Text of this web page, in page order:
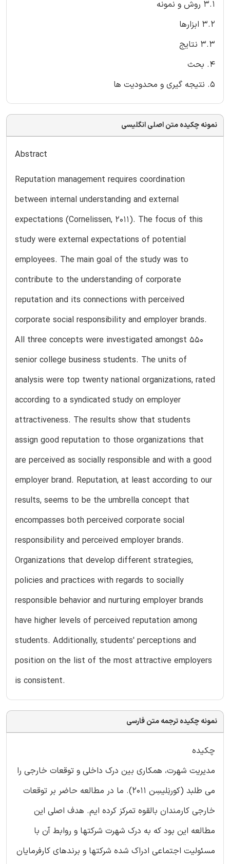
3.1 روش و نمونه
3.2 ابزارها
3.3 نتایج
4. بحث
5. نتیجه گیری و محدودیت ها
نمونه چکیده متن اصلی انگلیسی
Abstract
Reputation management requires coordination
between internal understanding and external
expectations (Cornelissen, 2011). The focus of this
study were external expectations of potential
employees. The main goal of the study was to
contribute to the understanding of corporate
reputation and its connections with perceived
corporate social responsibility and employer brands.
All three concepts were investigated amongst 550
senior college business students. The units of
analysis were top twenty national organizations, rated
according to a syndicated study on employer
attractiveness. The results show that students
assign good reputation to those organizations that
are perceived as socially responsible and with a good
employer brand. Reputation, at least according to our
results, seems to be the umbrella concept that
encompasses both perceived corporate social
responsibility and perceived employer brands.
Organizations that develop different strategies,
policies and practices with regards to socially
responsible behavior and nurturing employer brands
have higher levels of perceived reputation among
students. Additionally, students' perceptions and
position on the list of the most attractive employers
is consistent.
نمونه چکیده ترجمه متن فارسی
چکیده
مدیریت شهرت، همکاری بین درک داخلی و توقعات خارجی را
می طلبد (کورنِلیسِن 2011). ما در مطالعه حاضر بر توقعات
خارجی کارمندان بالقوه تمرکز کرده ایم. هدف اصلی این
مطالعه این بود که به درک شهرت شرکتها و روابط آن با
مسئولیت اجتماعی ادراک شده شرکتها و برندهای کارفرمایان